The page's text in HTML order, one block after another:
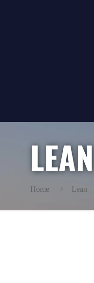
LEAN
Home Lean